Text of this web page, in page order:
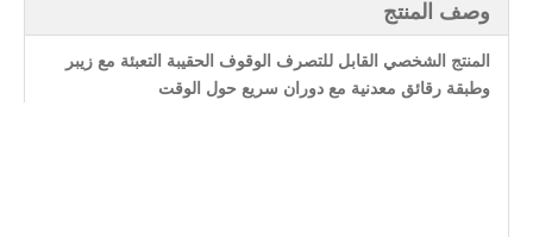
وصف المنتج
المنتج الشخصي القابل للتصرف الوقوف الحقيبة التعبئة مع زيبر
وطبقة رقائق معدنية مع دوران سريع حول الوقت